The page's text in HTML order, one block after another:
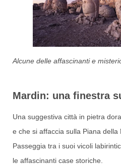
Alcune delle affascinanti e
Mardin: una finestra
Una suggestiva città in pietra
e che si affaccia sulla Piana della
Passeggia tra i suoi vicoli
le affascinanti case storiche.